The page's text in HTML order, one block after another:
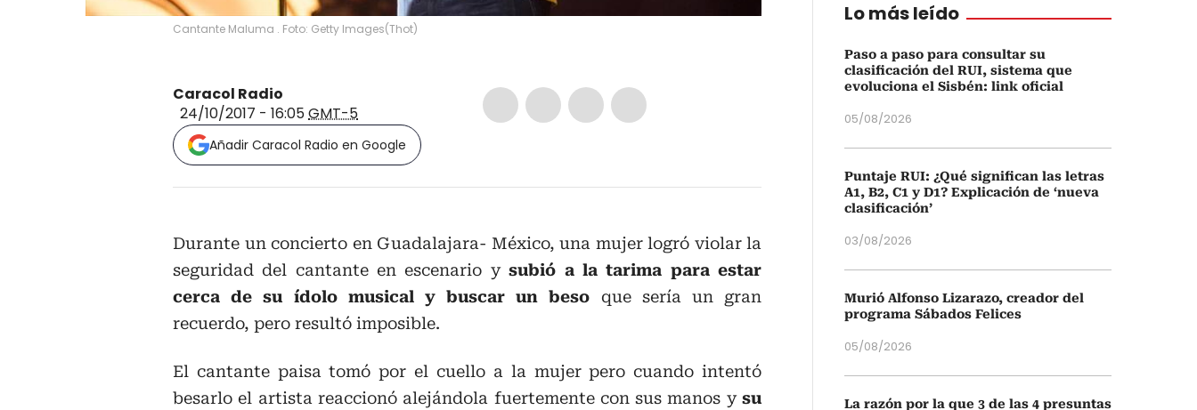
Cantante Maluma . Foto: Getty Images(Thot)
Caracol Radio
24/10/2017 - 16:05GMT-5
Añadir Caracol Radio en Google
Durante un concierto en Guadalajara- México, una mujer logró violar la
seguridad del cantante en escenario ysubió a la tarima para estar
cerca de su ídolo musical y buscar un beso que sería un gran
recuerdo, pero resultó imposible.
El cantante paisa tomó por el cuello a la mujer pero cuando intentó
besarlo el artista reaccionó alejándola fuertemente con sus manos y su
Lo más leído
Paso a paso para consultar su
clasificación del RUI, sistema que
evoluciona el Sisbén: link oficial
05/08/2026
Puntaje RUI: ¿Qué significan las letras
A1, B2, C1 y D1? Explicación de ‘nueva
clasificación’
03/08/2026
Murió Alfonso Lizarazo, creador del
programa Sábados Felices
05/08/2026
La razón por la que 3 de las 4 presuntas